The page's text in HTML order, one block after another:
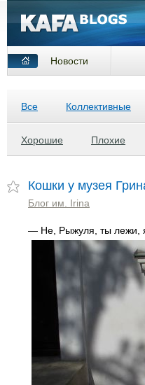
Новости
Все Коллективные
Хорошие Плохие
Кошки у музея
Блог им. Irina
— Не, Рыжуля, ты лежи,